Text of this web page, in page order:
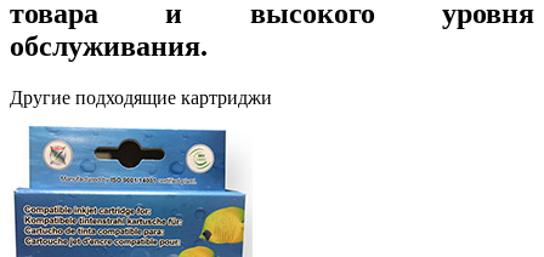
товара и высокого уровня
обслуживания.
Другие подходящие картриджи